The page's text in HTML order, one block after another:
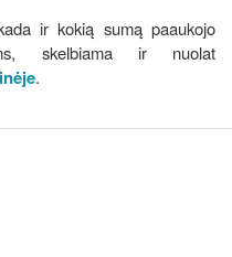
ir kokią sumą paaukojo
skelbiama ir nuolat
.